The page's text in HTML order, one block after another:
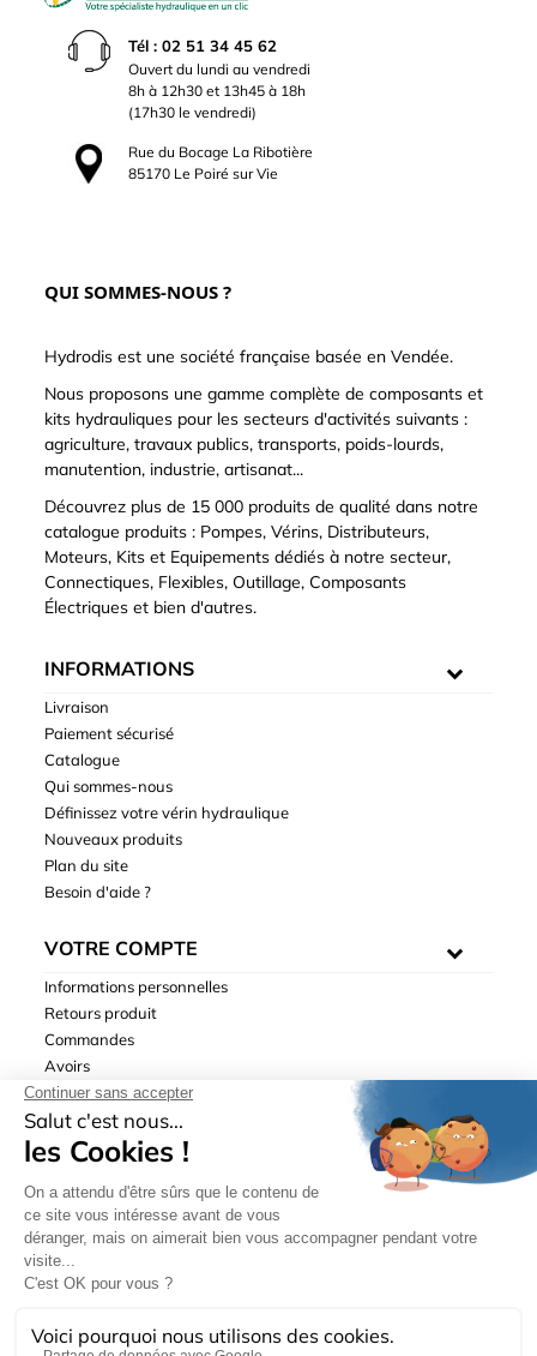
Tél : 02 51 34 45 62
Ouvert du lundi au vendredi
8h à 12h30 et 13h45 à 18h
(17h30 le vendredi)
Rue du Bocage La Ribotière
85170 Le Poiré sur Vie
QUI SOMMES-NOUS ?
Hydrodis est une société française basée en Vendée.
Nous proposons une gamme complète de composants et
kits hydrauliques pour les secteurs d'activités suivants :
agriculture, travaux publics, transports, poids-lourds,
manutention, industrie, artisanat...
Découvrez plus de 15 000 produits de qualité dans notre
catalogue produits : Pompes, Vérins, Distributeurs,
Moteurs, Kits et Equipements dédiés à notre secteur,
Connectiques, Flexibles, Outillage, Composants
Électriques et bien d'autres.
INFORMATIONS
Livraison
Paiement sécurisé
Catalogue
Qui sommes-nous
Définissez votre vérin hydraulique
Nouveaux produits
Plan du site
Besoin d'aide ?
VOTRE COMPTE
Informations personnelles
Retours produit
Commandes
Avoirs
Adresses
Bons de réduction
de ventes| © Hydrodis 2003-2026. Tous droits réservés